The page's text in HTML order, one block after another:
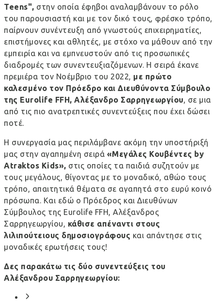
Teens", στην οποία έφηβοι αναλαμβάνουν το ρόλο
του παρουσιαστή και με τον δικό τους, φρέσκο τρόπο,
παίρνουν συνέντευξη από γνωστούς επιχειρηματίες,
επιστήμονες και αθλητές, με στόχο να μάθουν από την
εμπειρία και να εμπνευστούν από τις προσωπικές
διαδρομές των συνεντευξιαζόμενων. Η σειρά έκανε
πρεμιέρα τον Νοέμβριο του 2022, με πρώτο
καλεσμένο τον Πρόεδρο και Διευθύνοντα Σύμβουλο
της Eurolife FFH, Αλέξανδρο Σαρρηγεωργίου, σε μια
από τις πιο ανατρεπτικές συνεντεύξεις που έχει δώσει
ποτέ.
Η συνεργασία μας περιλάμβανε ακόμη την υποστήριξή
μας στην αγαπημένη σειρά «Μεγάλες Κουβέντες by
Atraktos Kids», στις οποίες τα παιδιά συζητούν με
τους μεγάλους, θίγοντας με το μοναδικό, αθώο τους
τρόπο, απαιτητικά θέματα σε αγαπητά στο ευρύ κοινό
πρόσωπα. Και εδώ ο Πρόεδρος και Διευθύνων
Σύμβουλος της Eurolife FFH, Αλέξανδρος
Σαρρηγεωργίου, κάθισε απέναντι στους
λιλιπούτειους δημοσιογράφους και απάντησε στις
μοναδικές ερωτήσεις τους!
Δες παρακάτω τις δύο συνεντεύξεις του
Αλέξανδρου Σαρρηγεωργίου: